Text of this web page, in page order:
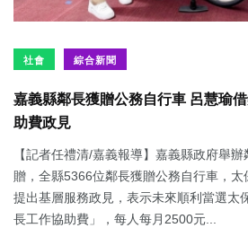
社會 綜合新聞
嘉義縣鄰長獲贈公務自行車 呂慧瑜
助費政見
【記者任禮清/嘉義報導】嘉義縣政府舉
贈，全縣5366位鄰長獲贈公務自行車，
提出基層服務政見，表示未來順利當選太
長工作協助費」，每人每月2500元...